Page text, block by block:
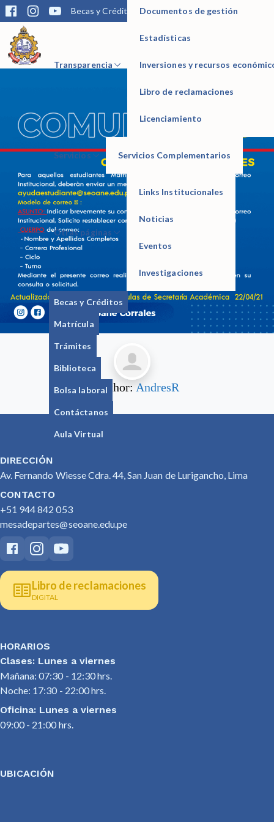
Becas y Créditos Matrícula Trámites Biblioteca
IESTP Manuel Seoane Corrales
Transparencia
Documentos de gestión
Estadísticas
Inversiones y recursos
Libro de reclamaciones
Licenciamiento
Servicios Servicios Complementarios
Otras páginas
Links Institucionales
Noticias
Eventos
Investigaciones
Becas y Créditos
Matrícula
Trámites
Biblioteca
Bolsa laboral
Contáctanos
Aula Virtual
Para aquellos estudiantes Matriculados que desconoce su Correo
Institucional.
Correo:
Author: AndresR
DIRECCIÓN
Av. Fernando Wiesse Cdra. 44, San Juan de Lurigancho, Lima
CONTACTO
+51 944 842 053
mesadepartes@seoane.edu.pe
Libro de reclamaciones
DIGITAL
HORARIOS
Clases: Lunes a viernes
Mañana: 07:30 - 12:30 hrs.
Noche: 17:30 - 22:00 hrs.
Oficina: Lunes a viernes
09:00 - 21:00 hrs.
UBICACIÓN